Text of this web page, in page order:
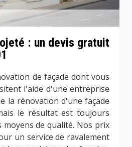
: un devis gratuit
de façade dont vous
l'aide d'une entreprise
la rénovation d'une façade
le résultat est toujours
moyens de qualité. Nos prix
un service de ravalement